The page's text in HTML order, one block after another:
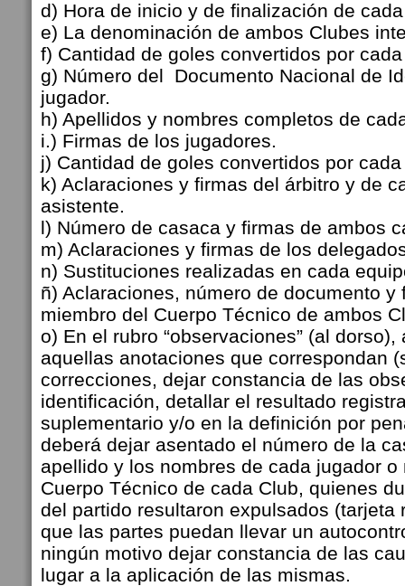
d) Hora de inicio y de finalización de
e) La denominación de ambos Clubes
f) Cantidad de goles convertidos por
g) Número del Documento Nacional de
jugador.
h) Apellidos y nombres completos de
i.) Firmas de los jugadores.
j) Cantidad de goles convertidos por
k) Aclaraciones y firmas del árbitro y de
asistente.
l) Número de casaca y firmas de ambos
m) Aclaraciones y firmas de los
n) Sustituciones realizadas en cada
ñ) Aclaraciones, número de documento y
miembro del Cuerpo Técnico de ambos
o) En el rubro “observaciones” (al
aquellas anotaciones que correspondan
correcciones, dejar constancia de las
identificación, detallar el resultado
suplementario y/o en la definición por
deberá dejar asentado el número de la
apellido y los nombres de cada jugador o
Cuerpo Técnico de cada Club, quienes
del partido resultaron expulsados (tarjeta
que las partes puedan llevar un
ningún motivo dejar constancia de las
lugar a la aplicación de las mismas.